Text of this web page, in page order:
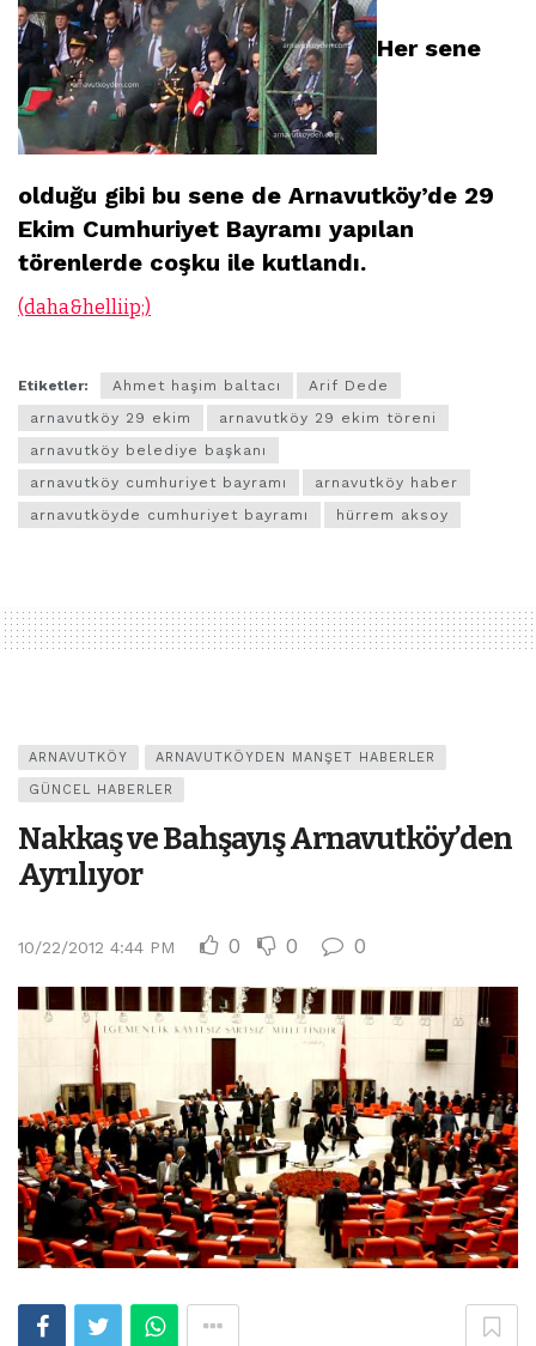
Her sene
olduğu gibi bu sene de Arnavutköy’de 29
Ekim Cumhuriyet Bayramı yapılan
törenlerde coşku ile kutlandı.
(daha&helliip;)
Etiketler: Ahmet haşim baltacı
Arif Dede
arnavutköy 29 ekim
arnavutköy 29 ekim töreni
arnavutköy belediye başkanı
arnavutköy cumhuriyet bayramı
arnavutköy haber
arnavutköyde cumhuriyet bayramı
hürrem aksoy
ARNAVUTKÖY ARNAVUTKÖYDEN MANŞET HABERLER
GÜNCEL HABERLER
Nakkaş ve Bahşayış Arnavutköy’den
Ayrılıyor
10/22/2012 4:44 PM 0 0 0